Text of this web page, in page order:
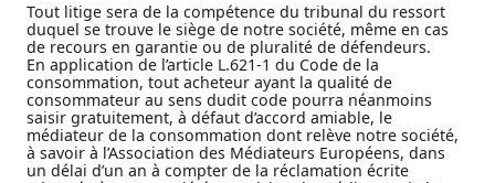
Tout litige sera de la compétence du tribunal du ressort
duquel se trouve le siège de notre société, même en cas
de recours en garantie ou de pluralité de défendeurs.
En application de l’article L.621-1 du Code de la
consommation, tout acheteur ayant la qualité de
consommateur au sens dudit code pourra néanmoins
saisir gratuitement, à défaut d’accord amiable, le
médiateur de la consommation dont relève notre société,
à savoir à l’Association des Médiateurs Européens, dans
un délai d’un an à compter de la réclamation écrite